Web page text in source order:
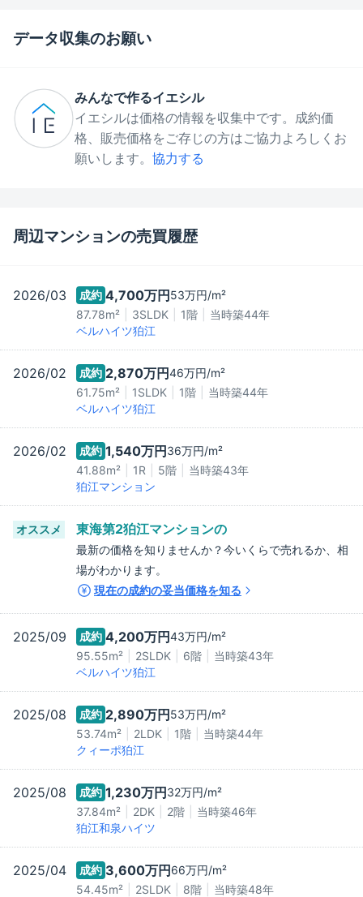
データ収集のお願い
みんなで作るイエシル
イエシルは価格の情報を収集中です。成約価
格、販売価格をご存じの方はご協力よろしくお
願いします。 協力する
周辺マンションの売買履歴
2026/03 成約 4,700万円53万円/m²
87.78m²
3SLDK 1階 当時築44年
ベルハイツ狛江
2026/02 成約 2,870万円46万円/m²
61.75m²
1SLDK 1階 当時築44年
ベルハイツ狛江
2026/02 成約 1,540万円36万円/m²
41.88m²
1R 5階 当時築43年
狛江マンション
オススメ 東海第2狛江マンションの
最新の価格を知りませんか？今いくらで売れるか、相
場がわかります。
現在の成約の妥当価格を知る
2025/09 成約 4,200万円43万円/m²
95.55m²
2SLDK 6階 当時築43年
ベルハイツ狛江
2025/08 成約 2,890万円53万円/m²
53.74m²
2LDK 1階 当時築44年
クィーポ狛江
2025/08 成約 1,230万円32万円/m²
37.84m²
2DK 2階 当時築46年
狛江和泉ハイツ
2025/04 成約 3,600万円66万円/m²
54.45m²
2SLDK 8階 当時築48年